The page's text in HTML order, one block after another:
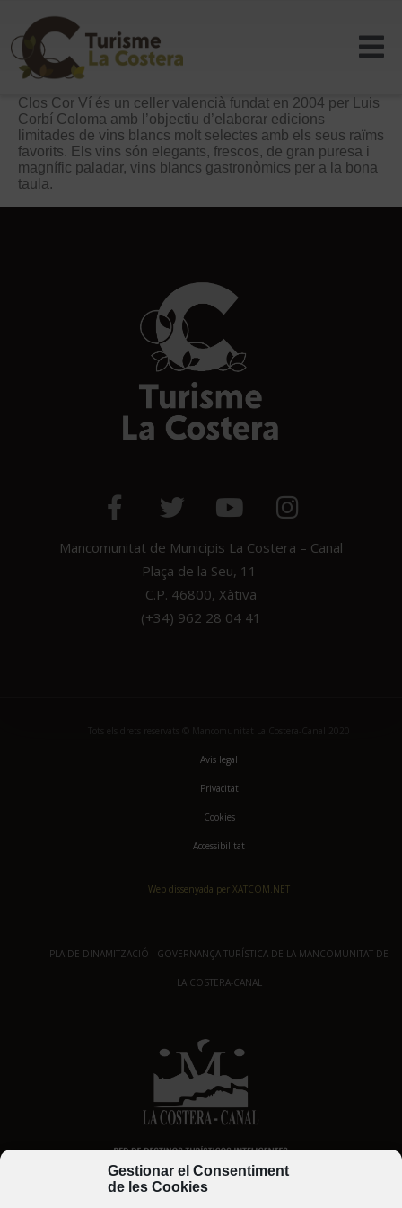
Gestionar el Consentiment
de les Cookies
Clos Cor Ví és un celler valencià fundat en 2004 per Luis
Corbí Coloma amb l’objectiu d’elaborar edicions
limitades de vins blancs molt selectes amb els seus raïms
favorits. Els vins són elegants, frescos, de gran puresa i
magnífic paladar, vins blancs gastronòmics per a la bona
taula.
Mancomunitat de Municipis La Costera – Canal
Plaça de la Seu, 11
C.P. 46800, Xàtiva
(+34) 962 28 04 41
Avis legal
Privacitat
Cookies
Accessibilitat
Web dissenyada per XATCOM.NET
PLA DE DINAMITZACIÓ I GOVERNANÇA TURÍSTICA DE LA MANCOMUNITAT DE
LA COSTERA-CANAL